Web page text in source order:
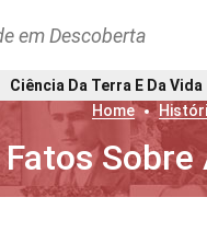
em Descoberta
Ciência Da Terra E Da Vida
Home